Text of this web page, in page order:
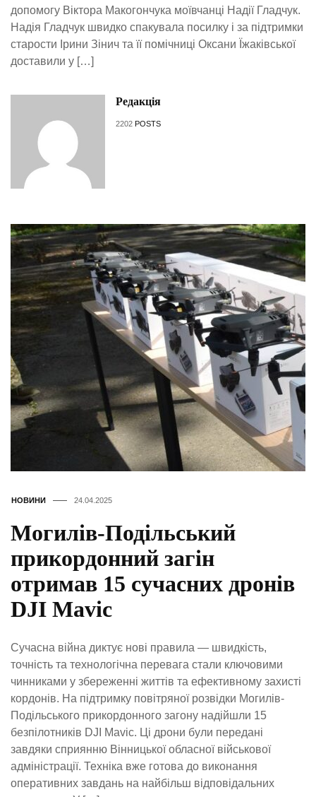
допомогу Віктора Макогончука моївчанці Надії Гладчук.
Надія Гладчук швидко спакувала посилку і за підтримки
старости Ірини Зінич та її помічниці Оксани Їжаківської
доставили у […]
Редакція
2202 POSTS
НОВИНИ 24.04.2025
Могилів-Подільський
прикордонний загін
отримав 15 сучасних дронів
DJI Mavic
Сучасна війна диктує нові правила — швидкість,
точність та технологічна перевага стали ключовими
чинниками у збереженні життів та ефективному захисті
кордонів. На підтримку повітряної розвідки Могилів-
Подільського прикордонного загону надійшли 15
безпілотників DJI Mavic. Ці дрони були передані
завдяки сприянню Вінницької обласної військової
адміністрації. Техніка вже готова до виконання
оперативних завдань на найбільш відповідальних